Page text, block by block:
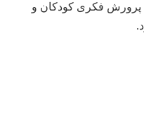
پرورش فکری کودکان و